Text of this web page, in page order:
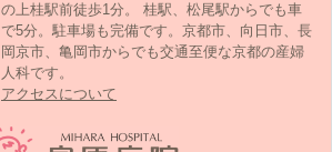
の上桂駅前徒歩1分。 桂駅、松尾駅からでも車
で5分。駐車場も完備です。京都市、向日市、長
岡京市、亀岡市からでも交通至便な京都の産婦
人科です。
アクセスについて